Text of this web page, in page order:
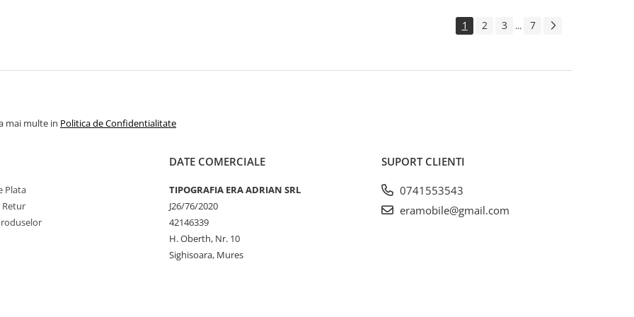
1 2 3 ... 7
mai multe in Politica de Confidentialitate
Plata
Retur
DATE COMERCIALE
TIPOGRAFIA ERA ADRIAN SRL
J26/76/2020
42146339
H. Oberth, Nr. 10
Sighisoara, Mures
SUPORT CLIENTI
0741553543
eramobile@gmail.com